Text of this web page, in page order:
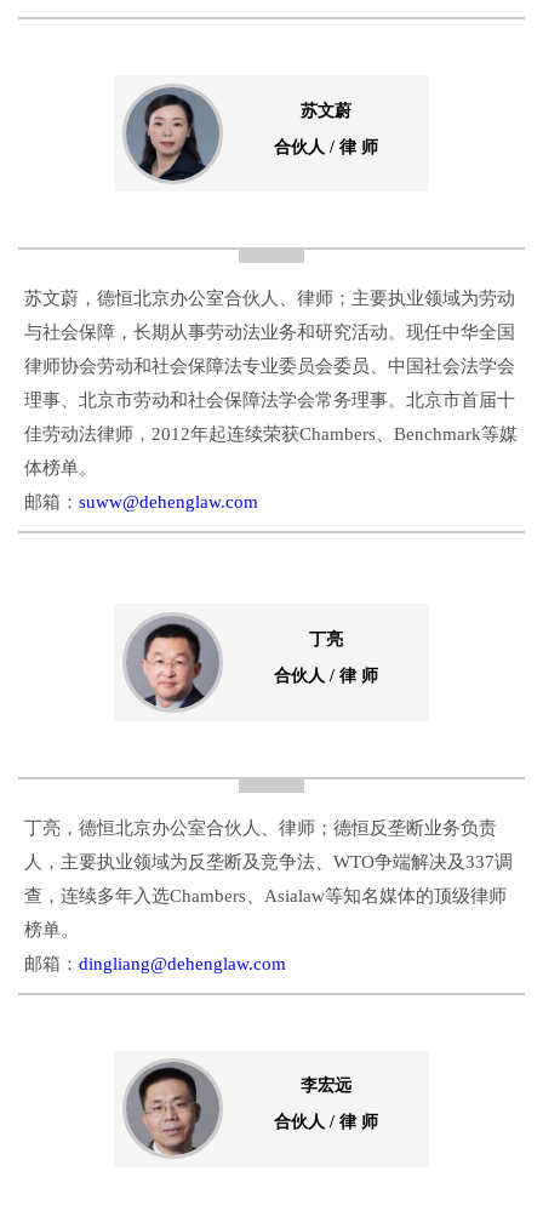
苏文蔚
合伙人 / 律 师
苏文蔚，德恒北京办公室合伙人、律师；主要执业领域为劳动
与社会保障，长期从事劳动法业务和研究活动。现任中华全国
律师协会劳动和社会保障法专业委员会委员、中国社会法学会
理事、北京市劳动和社会保障法学会常务理事。北京市首届十
佳劳动法律师，2012年起连续荣获Chambers、Benchmark等媒
体榜单。
邮箱： suww@dehenglaw.com
丁亮
合伙人 / 律 师
丁亮，德恒北京办公室合伙人、律师；德恒反垄断业务负责
人，主要执业领域为反垄断及竞争法、WTO争端解决及337调
查，连续多年入选Chambers、Asialaw等知名媒体的顶级律师
榜单。
邮箱： dingliang@dehenglaw.com
李宏远
合伙人 / 律 师